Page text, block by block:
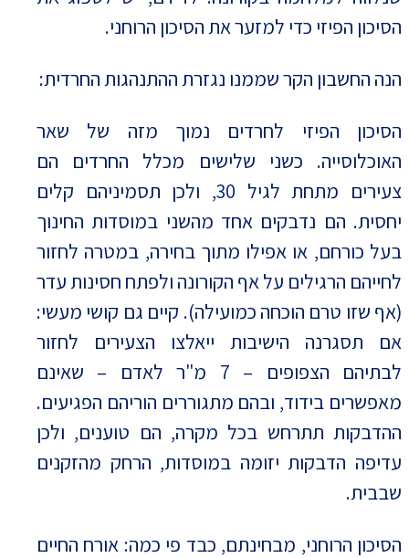
הסיכון הפיזי כדי למזער את הסיכון הרוחני.
הנה החשבון הקר שממנו נגזרת ההתנהגות החרדית:
הסיכון הפיזי לחרדים נמוך מזה של שאר
האוכלוסייה. כשני שלישים מכלל החרדים הם
צעירים מתחת לגיל 30, ולכן תסמיניהם קלים
יחסית. הם נדבקים אחד מהשני במוסדות החינוך
בעל כורחם, או אפילו מתוך בחירה, במטרה לחזור
לחייהם הרגילים על אף הקורונה ולפתח חסינות עדר
(אף שזו טרם הוכחה כמועילה). קיים גם קושי מעשי:
אם תסגרנה הישיבות ייאלצו הצעירים לחזור
לבתיהם הצפופים – 7 מ"ר לאדם – שאינם
מאפשרים בידוד, ובהם מתגוררים הוריהם הפגיעים.
ההדבקות תתרחש בכל מקרה, הם טוענים, ולכן
עדיפה הדבקות יזומה במוסדות, הרחק מהזקנים
שבבית.
הסיכון הרוחני, מבחינתם, כבד פי כמה: אורח החיים